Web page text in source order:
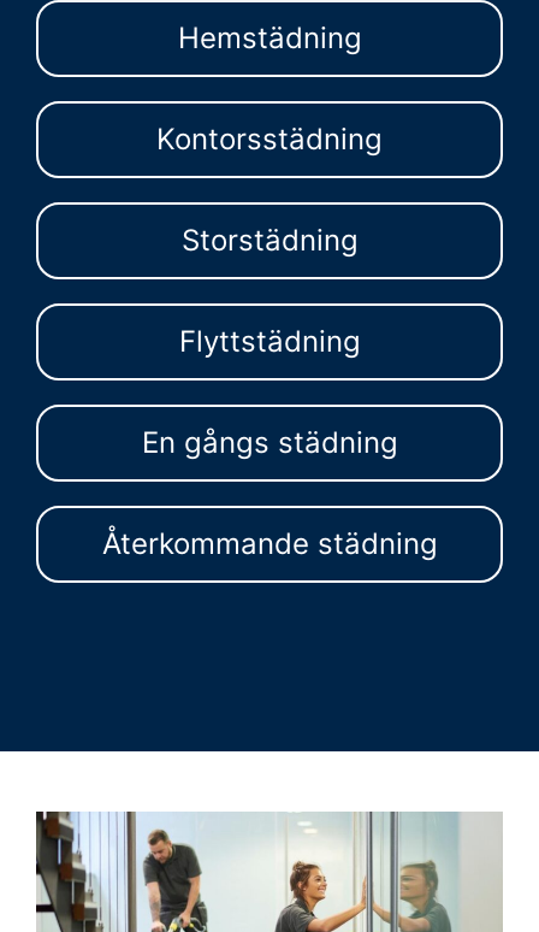
Hemstädning
Kontorsstädning
Storstädning
Flyttstädning
En gångs städning
Återkommande städning